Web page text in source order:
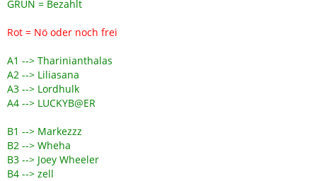
GRÜN = Bezahlt
Rot = Nö oder noch frei
A1 --> Tharinianthalas
A2 --> Liliasana
A3 --> Lordhulk
A4 --> LUCKYB@ER
B1 --> Markezzz
B2 --> Wheha
B3 --> Joey Wheeler
B4 --> zell